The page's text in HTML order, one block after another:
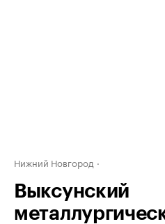
Нижний Новгород
Выксунский